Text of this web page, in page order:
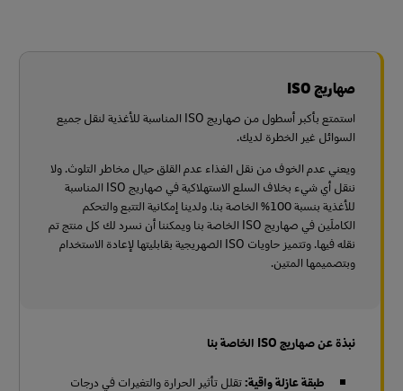
صهاريج ISO
استمتع بأكبر أسطول من صهاريج ISO المناسبة للأغذية لنقل جميع
السوائل غير الخطرة لديك.
ويعني عدم الخوف من نقل الغذاء عدم القلق حيال مخاطر التلوث. ولا
ننقل أي شيء بخلاف السلع الاستهلاكية في صهاريج ISO المناسبة
للأغذية بنسبة 100% الخاصة بنا. ولدينا إمكانية التتبع والتحكم
الكاملَين في صهاريج ISO الخاصة بنا ويمكننا أن نسرد لك كل منتج تم
نقله فيها. وتتميز حاويات ISO الصهريجية بقابليتها لإعادة الاستخدام
وبتصميمها المتين.
نبذة عن صهاريج ISO الخاصة بنا
طبقة عازلة واقية:تقلل تأثير الحرارة والتغيرات في درجات